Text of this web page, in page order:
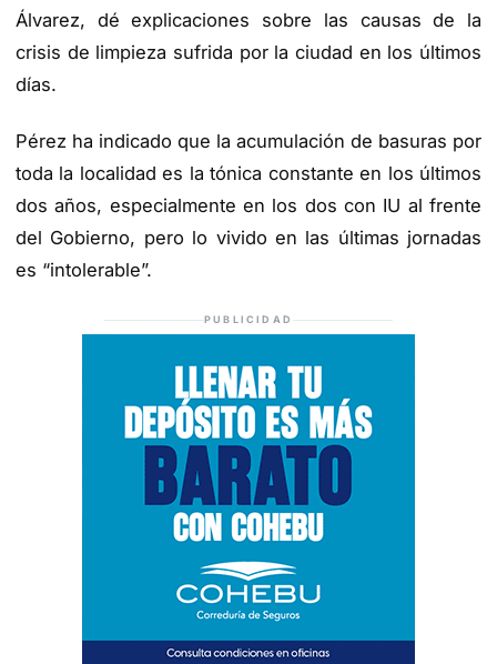
Álvarez, dé explicaciones sobre las causas de la
crisis de limpieza sufrida por la ciudad en los últimos
días.
Pérez ha indicado que la acumulación de basuras por
toda la localidad es la tónica constante en los últimos
dos años, especialmente en los dos con IU al frente
del Gobierno, pero lo vivido en las últimas jornadas
es “intolerable”.
PUBLICIDAD